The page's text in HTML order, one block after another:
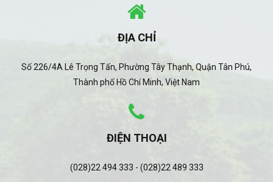
ĐỊA CHỈ
Số 226/4A Lê Trọng Tấn, Phường Tây Thạnh, Quận Tân Phú,
Thành phố Hồ Chí Minh, Việt Nam
ĐIỆN THOẠI
(028)22 494 333 - (028)22 489 333